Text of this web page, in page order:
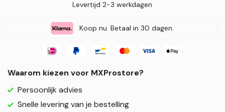
Levertijd 2-3 werkdagen
Koop nu. Betaal in 30 dagen.
Waarom kiezen voor MXProstore?
Persoonlijk advies
Snelle levering van je bestelling